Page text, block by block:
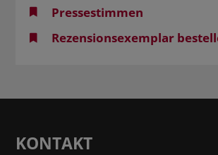
Pressestimmen
Rezensionsexemplar
KONTAKT